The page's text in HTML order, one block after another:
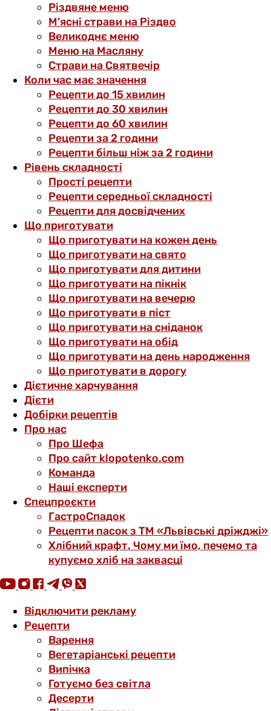
Різдвяне меню
М’ясні страви на Різдво
Великоднє меню
Меню на Масляну
Страви на Святвечір
Коли час має значення
Рецепти до 15 хвилин
Рецепти до 30 хвилин
Рецепти до 60 хвилин
Рецепти за 2 години
Рецепти більш ніж за 2 години
Рівень складності
Прості рецепти
Рецепти середньої складності
Рецепти для досвідчених
Що приготувати
Що приготувати на кожен день
Що приготувати на свято
Що приготувати для дитини
Що приготувати на пікнік
Що приготувати на вечерю
Що приготувати в піст
Що приготувати на сніданок
Що приготувати на обід
Що приготувати на день народження
Що приготувати в дорогу
Дієтичне харчування
Дієти
Добірки рецептів
Про нас
Про Шефа
Про сайт klopotenko.com
Команда
Наші експерти
Спецпроєкти
ГастроСпадок
Рецепти пасок з ТМ «Львівські дріжджі»
Хлібний крафт. Чому ми їмо, печемо та
купуємо хліб на заквасці
Відключити рекламу
Рецепти
Варення
Вегетаріанські рецепти
Випічка
Готуємо без світла
Десерти